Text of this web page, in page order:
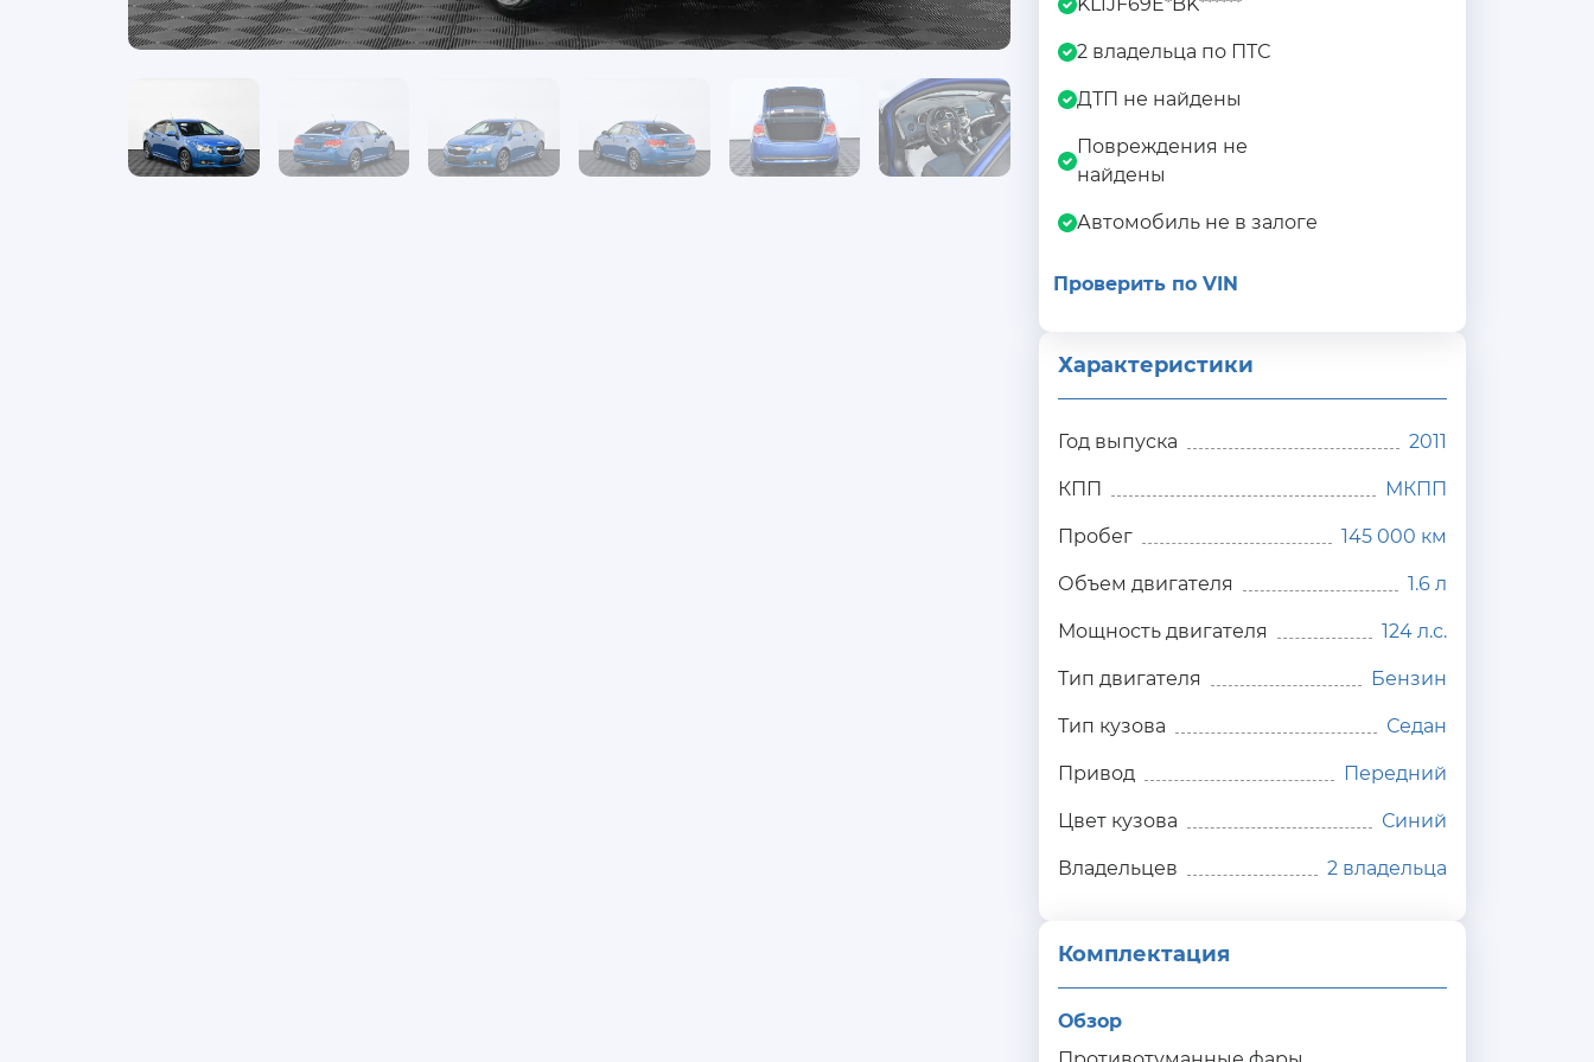
2 владельца по ПТС
ДТП не найдены
Повреждения не
найдены
Автомобиль не в залоге
Проверить по VIN
Характеристики
Год выпуска 2011
КПП МКПП
Пробег 145 000 км
Объем двигателя 1.6 л
Мощность двигателя 124 л.с.
Тип двигателя Бензин
Тип кузова Седан
Привод Передний
Цвет кузова Синий
Владельцев 2 владельца
Комплектация
Обзор